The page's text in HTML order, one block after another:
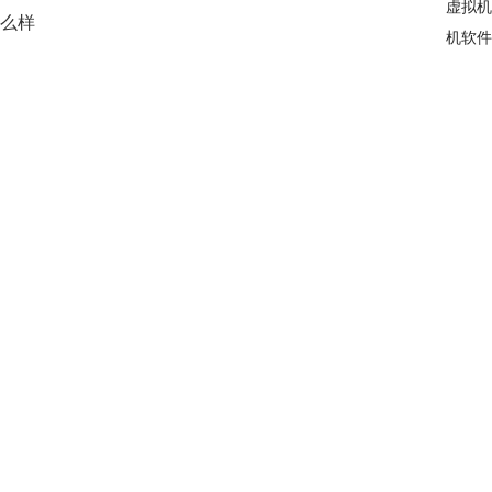
么样
虚拟
机软